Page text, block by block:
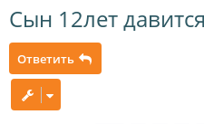
Сын 12лет
Ответить